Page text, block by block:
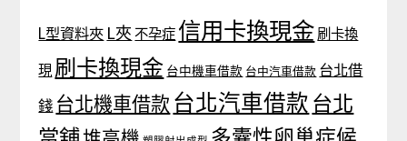
L型資料夾 L夾 不孕症 信用卡換現金 刷卡換
現 刷卡換現金 台中機車借款 台中汽車借款 台北借
錢 台北機車借款 台北汽車借款 台北